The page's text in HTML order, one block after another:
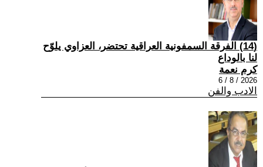
(14) الفرقة السمفونية العراقية تحتضر، العزاوي يلوّح
لنا بالوداع
كرم نعمة
2026 / 8 / 6
الادب والفن